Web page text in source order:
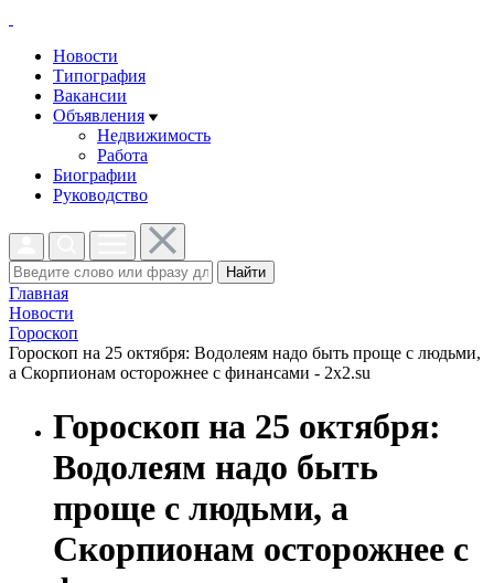
Новости
Типография
Вакансии
Объявления
Недвижимость
Работа
Биографии
Руководство
Найти
Главная
Новости
Гороскоп
Гороскоп на 25 октября: Водолеям надо быть проще с людьми,
а Скорпионам осторожнее с финансами - 2x2.su
Гороскоп на 25 октября:
Водолеям надо быть
проще с людьми, а
Скорпионам осторожнее с